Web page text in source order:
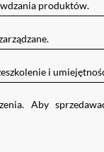
produktów.
i
Aby